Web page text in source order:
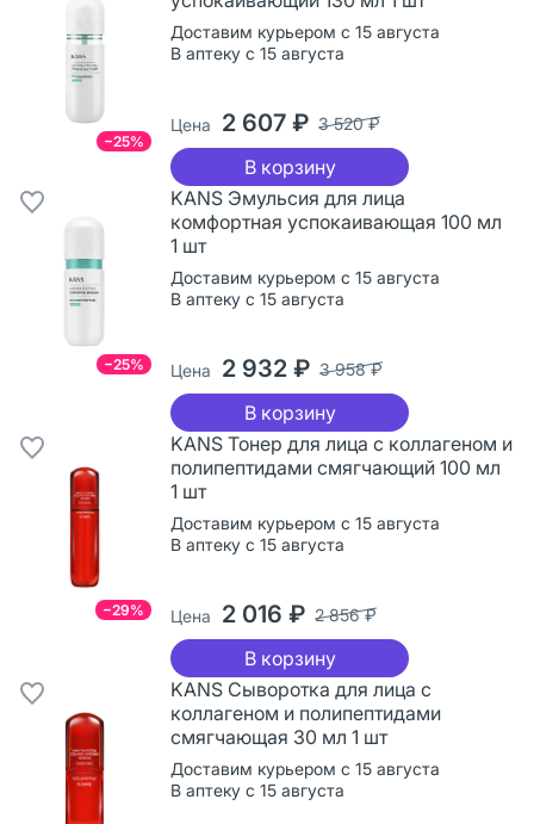
−25%
Доставим курьером с 15 августа
В аптеку с 15 августа
Цена 2 607 ₽ 3 520 ₽
В корзину
−25%
KANS Эмульсия для лица
комфортная успокаивающая 100 мл
1 шт
Доставим курьером с 15 августа
В аптеку с 15 августа
Цена 2 932 ₽ 3 958 ₽
В корзину
−29%
KANS Тонер для лица с коллагеном и
полипептидами смягчающий 100 мл
1 шт
Доставим курьером с 15 августа
В аптеку с 15 августа
Цена 2 016 ₽ 2 856 ₽
В корзину
KANS Сыворотка для лица с
коллагеном и полипептидами
смягчающая 30 мл 1 шт
Доставим курьером с 15 августа
В аптеку с 15 августа